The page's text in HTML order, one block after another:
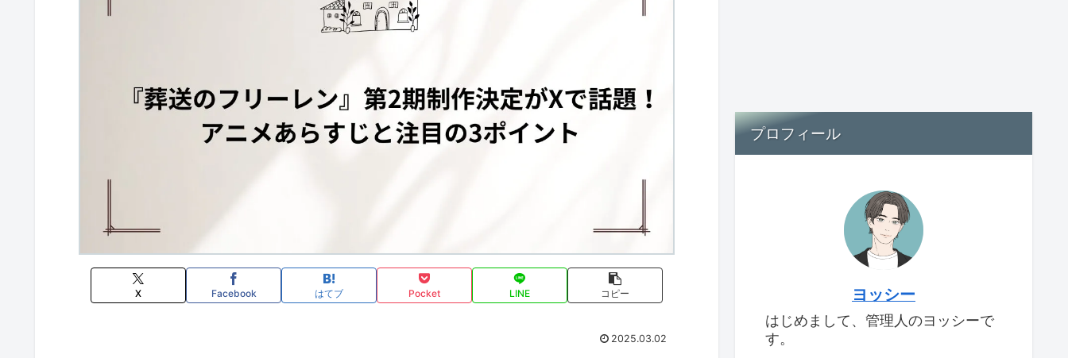
X Facebook はてブ Pocket LINE コピー
2025.03.02
プロフィール
ヨッシー
はじめまして、管理人のヨッシーで
す。